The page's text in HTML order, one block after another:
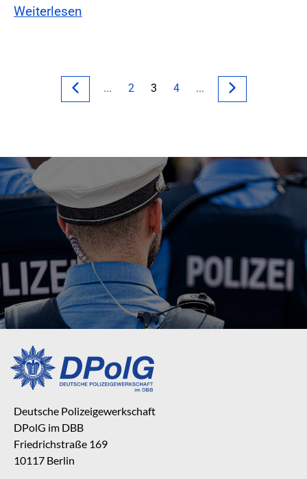
Weiterlesen
... 2 3 4 ...
Deutsche Polizeigewerkschaft
DPolG im DBB
Friedrichstraße 169
10117 Berlin